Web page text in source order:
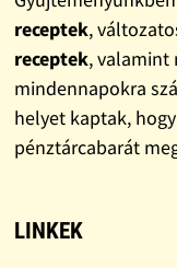
receptek,
receptek, valamint
mindennapokra
helyet kaptak,
pénztárcabarát
LINKEK